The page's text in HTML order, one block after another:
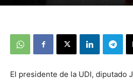
El presidente de la UDI, diputado